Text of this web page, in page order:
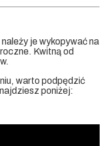
je wykopywać na
Kwitną od
warto podpędzić
poniżej: